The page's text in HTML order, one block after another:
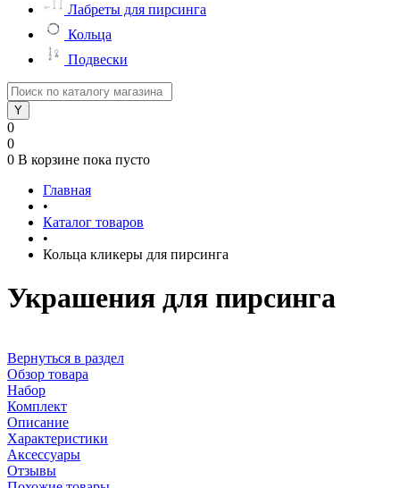
Лабреты для пирсинга
Кольца
Подвески
0
0
0 В корзине пока пусто
Главная
•
Каталог товаров
•
Кольца кликеры для пирсинга
Украшения для пирсинга
Вернуться в раздел
Обзор товара
Набор
Комплект
Описание
Характеристики
Аксессуары
Отзывы